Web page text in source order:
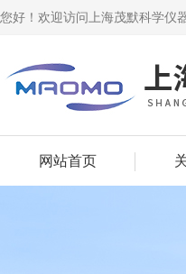
您好！欢迎访问上海茂默科学仪
网站首页